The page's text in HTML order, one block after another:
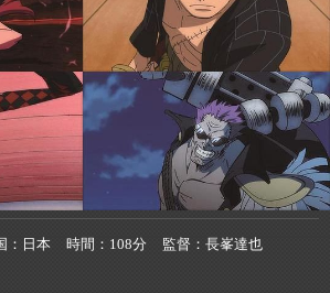
日本 時間 108分 監督
長峯達也